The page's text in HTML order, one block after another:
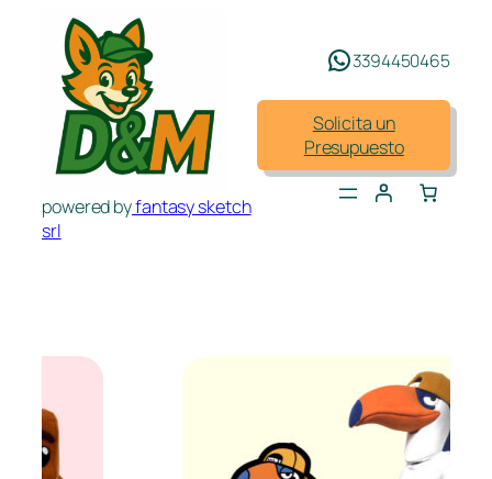
contenido
powered byfantasy sketch
srl
3394450465
Solicita un
Presupuesto